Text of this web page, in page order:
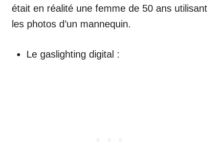
était en réalité une femme de 50 ans utilisant
les photos d’un mannequin.
Le gaslighting digital :